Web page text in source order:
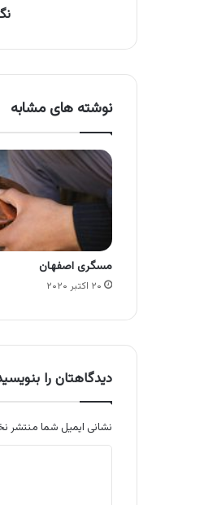
نوشته های مشابه
مسگری اصفهان
۲۰ اکتبر ۲۰۲۰
دیدگاهتان را
نشانی ایمیل شما منتشر